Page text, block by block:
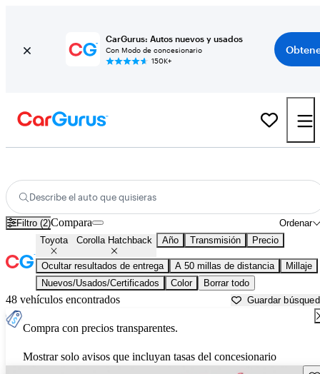
CarGurus: Autos nuevos y usados
Con Modo de concesionario
150K+
Describe el auto que quisieras
Filtro (2) Ordenar
Compara
Toyota Corolla Hatchback Año Transmisión Precio
Ocultar resultados de entrega A 50 millas de distancia
Millaje
Nuevos/Usados/Certificados
Color Borrar todo
48 vehículos encontrados Guardar
Compra con precios transparentes.
Mostrar solo avisos que incluyan tasas del concesionario